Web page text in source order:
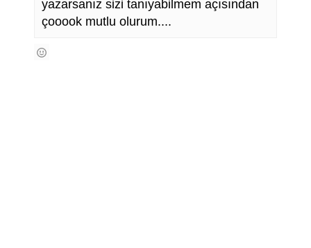
yazarsanız sizi tanıyabilmem açısından
çooook mutlu olurum....